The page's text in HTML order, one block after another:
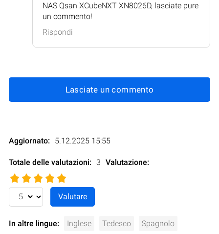
NAS Qsan XCubeNXT XN8026D, lasciate pure
un commento!
Rispondi
Lasciate un commento
Aggiornato: 5.12.2025 15:55
Totale delle valutazioni: 3 Valutazione:
In altre lingue: Inglese Tedesco Spagnolo